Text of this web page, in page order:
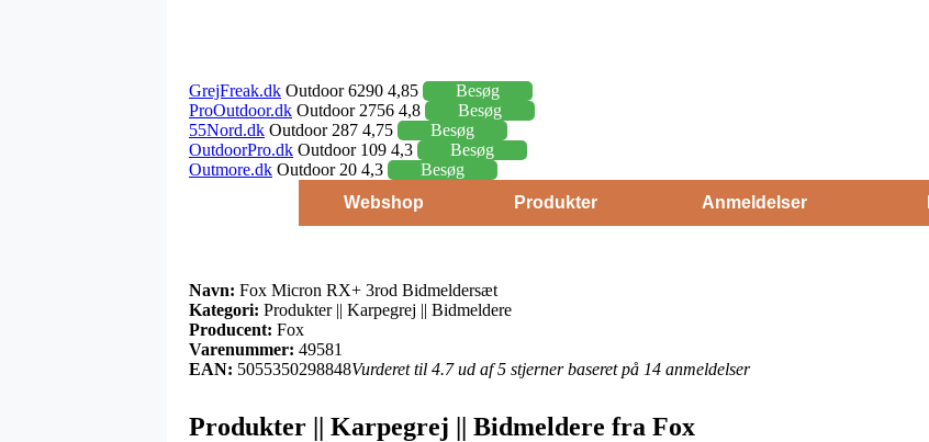
GrejFreak.dk Outdoor 6290 4,85
Besøg
ProOutdoor.dk Outdoor 2756 4,8
Besøg
55Nord.dk Outdoor 287 4,75
Besøg
OutdoorPro.dk Outdoor 109 4,3
Besøg
Outmore.dk Outdoor 20 4,3
Besøg
Webshop
Produkter Anmeldelser
Navn: Fox Micron RX+ 3rod Bidmeldersæt
Kategori: Produkter || Karpegrej || Bidmeldere
Producent: Fox
Varenummer: 49581
EAN: 5055350298848Vurderet til 4.7 ud af 5 stjerner baseret på 14 anmeldelser
Produkter || Karpegrej || Bidmeldere fra Fox